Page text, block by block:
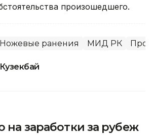
произошедшего.
Ножевые ранения МИД РК
на заработки за рубеж